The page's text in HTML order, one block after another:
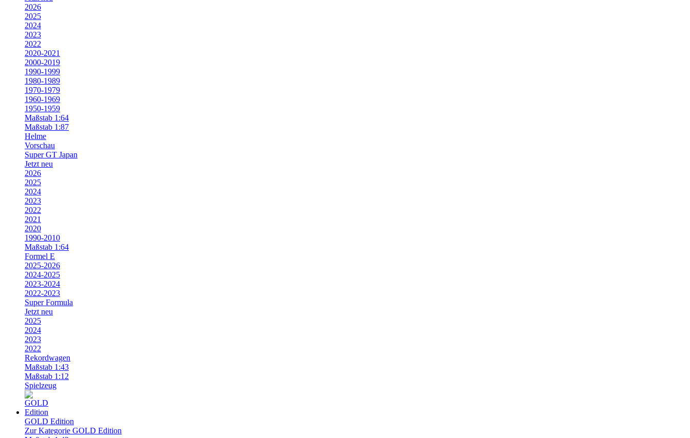
2026
2025
2024
2023
2022
2020-2021
2000-2019
1990-1999
1980-1989
1970-1979
1960-1969
1950-1959
Maßstab 1:64
Maßstab 1:87
Helme
Vorschau
Super GT Japan
Jetzt neu
2026
2025
2024
2023
2022
2021
2020
1990-2010
Maßstab 1:64
Formel E
2025-2026
2024-2025
2023-2024
2022-2023
Super Formula
Jetzt neu
2025
2024
2023
2022
Rekordwagen
Maßstab 1:43
Maßstab 1:12
Spielzeug
GOLD Edition
Zur Kategorie GOLD Edition